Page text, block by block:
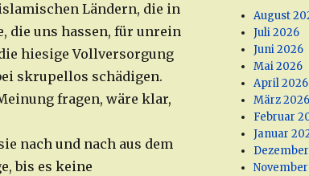
Ländern, die in
die uns hassen, für unrein
hiesige Vollversorgung
skrupellos schädigen.
fragen, wäre klar,
nach und nach aus dem
bis es keine
August
Juli 2026
Juni 2026
Mai 2026
April 2026
März 2026
Februar
Januar